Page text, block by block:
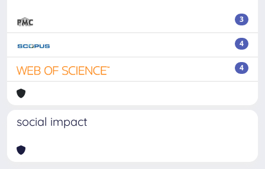
3
4
4
social impact